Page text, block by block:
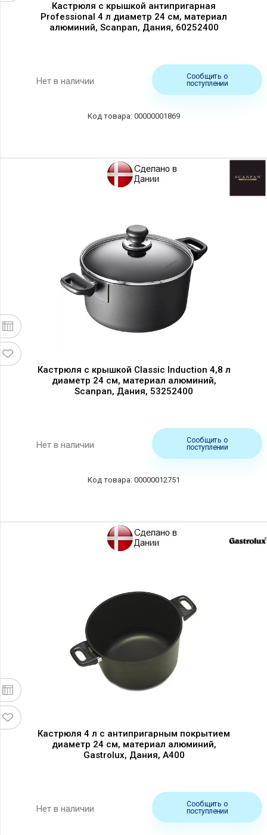
Кастрюля c крышкой антипригарная
Professional 4 л диаметр 24 см, материал
алюминий, Scanpan, Дания, 60252400
Нет в наличии Сообщить о
поступлении
00000001869
Кастрюля с крышкой Classic Induction 4,8 л
диаметр 24 см, материал алюминий,
Scanpan, Дания, 53252400
Нет в наличии
Сообщить о
поступлении
00000012751
Кастрюля 4 л с антипригарным покрытием
диаметр 24 см, материал алюминий,
Gastrolux, Дания, A400
Нет в наличии
Сообщить о
поступлении